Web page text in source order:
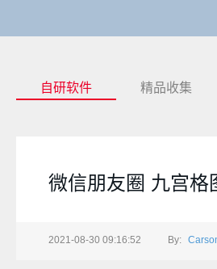
自研软件 精品收集
微信朋友圈 九宫格
2021-08-30 09:16:52 By: